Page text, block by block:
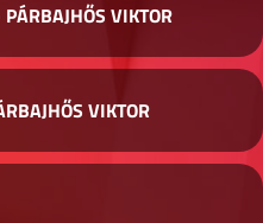
VIKTOR
VIKTOR